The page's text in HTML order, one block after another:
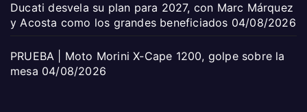
Ducati desvela su plan para 2027, con Marc Márquez
y Acosta como los grandes beneficiados 04/08/2026
PRUEBA | Moto Morini X-Cape 1200, golpe sobre la
mesa 04/08/2026